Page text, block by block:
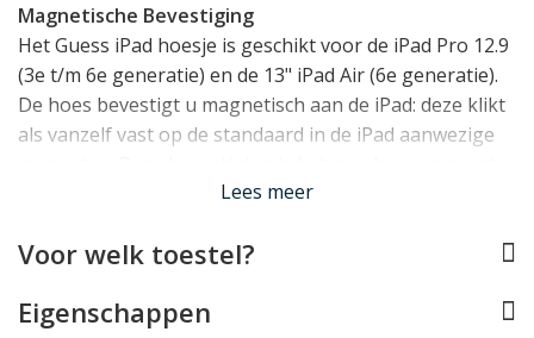
Magnetische Bevestiging
Het Guess iPad hoesje is geschikt voor de iPad Pro 12.9
(3e t/m 6e generatie) en de 13" iPad Air (6e generatie).
De hoes bevestigt u magnetisch aan de iPad: deze klikt
als vanzelf vast op de standaard in de iPad aanwezige
voor een zeer slank resultaat!
Beschermt uw iPad
uw iPad volledig rondom, met een klep over het scherm.
Lees meer
Voor welk toestel?
Eigenschappen